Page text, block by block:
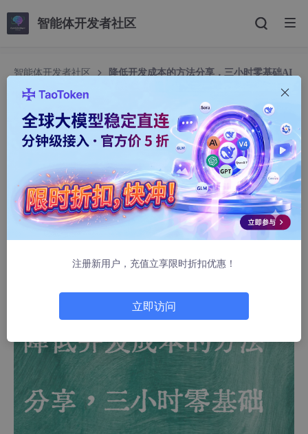
智能体开发者社区
智能体开发者社区
降低开发成本的方法分享，三小时零基础AI
降低开发成本的方法分享，三小时零基础AI编程做
产品
大厂内参PRO
12384人浏览 · 2025-08-11 11:59:10
每次刷朋友圈，看到有人晒“接了个小单，轻松入账几千”的截图，
我这颗蠢蠢欲动想搞副业的心啊，真是又酸又痒。可咱一个非技术
出身的，光看那些“HTML”、“CSS”、“JavaScript”的字母组合就头
大，更别说自己动手写代码了。门槛？那简直是喜马拉雅山！
注册新用户，充值立享限时折扣优惠！
立即访问